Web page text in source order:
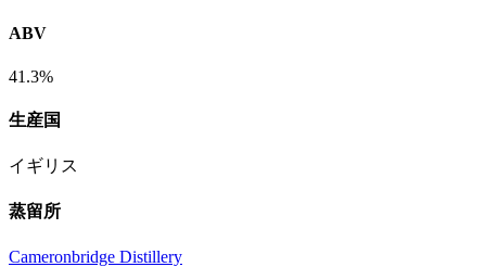
ABV
41.3%
生産国
イギリス
蒸留所
Cameronbridge Distillery